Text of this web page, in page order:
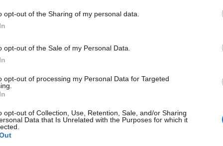
opt-out of the Sharing of my personal data.
opt-out of the Sale of my Personal Data.
opt-out of processing my Personal Data for Targeted
opt-out of Collection, Use, Retention, Sale, and/or Sharing
Data that Is Unrelated with the Purposes for which it